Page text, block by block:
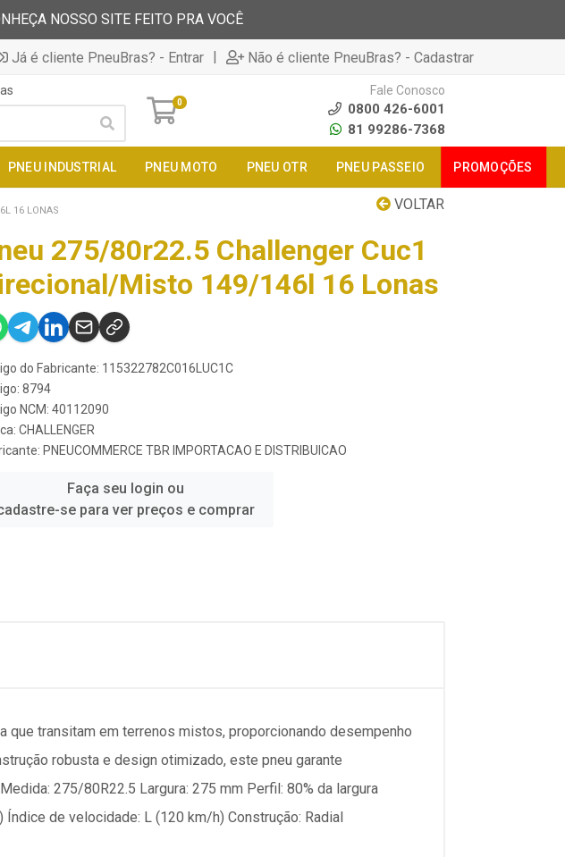
NOSSO SITE FEITO PRA VOCÊ
Já é cliente PneuBras? - Entrar | Não é cliente PneuBras? - Cadastrar
0
Fale Conosco
0800 426-6001
81 99286-7368
PNEU INDUSTRIAL PNEU MOTO PNEU OTR PNEU PASSEIO PROMOÇÕES
VOLTAR
16 LONAS
275/80r22.5 Challenger Cuc1
Misto 149/146l 16 Lonas
do Fabricante: 115322782C016LUC1C
8794
NCM: 40112090
CHALLENGER
PNEUCOMMERCE TBR IMPORTACAO E DISTRIBUICAO
Faça seu login ou
se para ver preços e comprar
que transitam em terrenos mistos, proporcionando desempenho
robusta e design otimizado, este pneu garante
275/80R22.5 Largura: 275 mm Perfil: 80% da largura
de velocidade: L (120 km/h) Construção: Radial